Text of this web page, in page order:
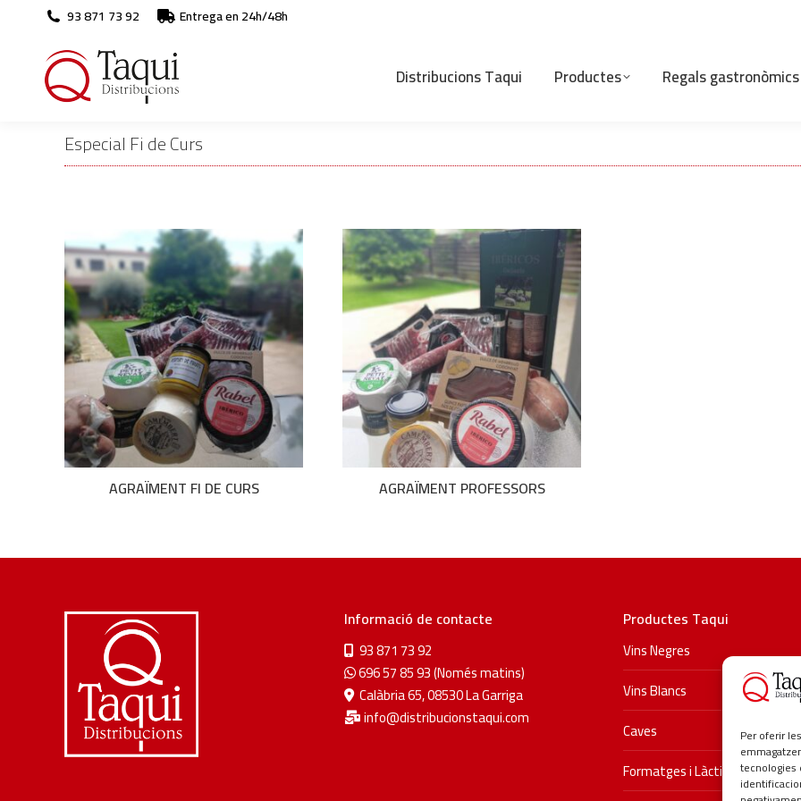
Per oferir
tecnologies
93 871 73 92 Entrega en 24h/48h
Distribucions Taqui Productes Regals gastronòmics
Especial Fi de Curs
AGRAÏMENT FI DE CURS AGRAÏMENT PROFESSORS
Informació de contacte
93 871 73 92
696 57 85 93 (Només matins)
Calàbria 65, 08530 La Garriga
info@distribucionstaqui.com
Productes Taqui
Vins Negres
Vins Blancs
Caves
Formatges i Làctics